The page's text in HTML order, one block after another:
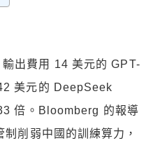
出費用 14 美元的 GPT-
美元的 DeepSeek
倍。Bloomberg 的報導
制削弱中國的訓練算力，